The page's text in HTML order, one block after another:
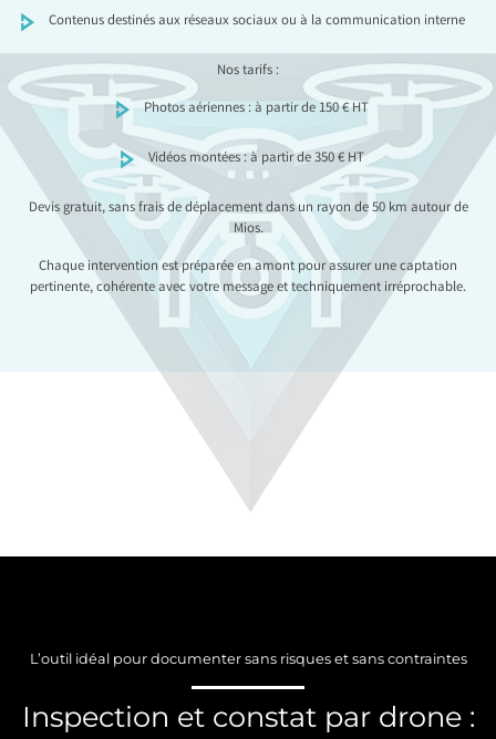
Contenus destinés aux réseaux sociaux ou à la communication interne
Nos tarifs :
Photos aériennes : à partir de 150 € HT
Vidéos montées : à partir de 350 € HT
Devis gratuit, sans frais de déplacement dans un rayon de 50 km autour de
Mios.
Chaque intervention est préparée en amont pour assurer une captation
pertinente, cohérente avec votre message et techniquement irréprochable.
L’outil idéal pour documenter sans risques et sans contraintes
Inspection et constat par drone :